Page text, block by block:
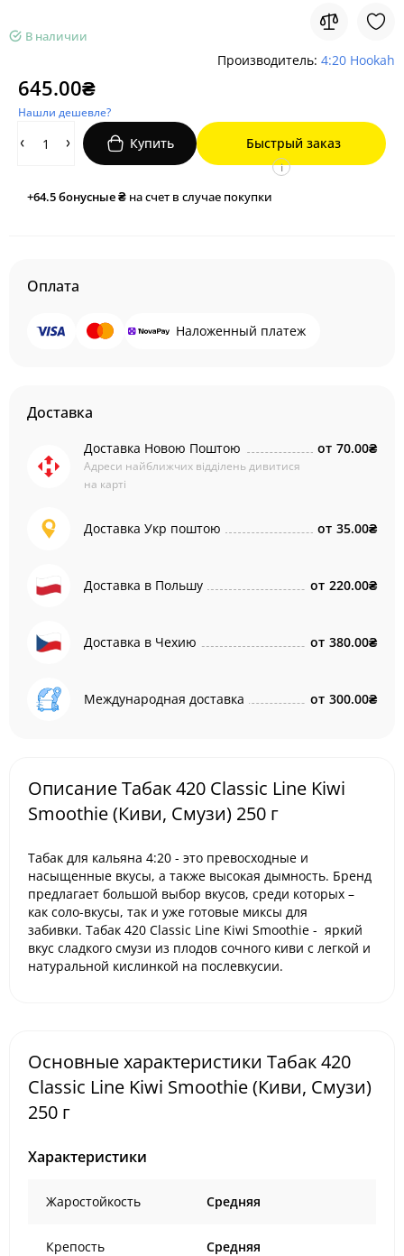
В наличии
Производитель: 4:20 Hookah
645.00₴
Нашли дешевле?
Купить Быстрый заказ
+64.5бонусные ₴ на счет в случае покупки
i
Оплата
Наложенный платеж
Доставка
Доставка Новою Поштою
Адреси найближчих відділень дивитися
на карті
от 70.00₴
Доставка Укр поштою от 35.00₴
Доставка в Польшу от 220.00₴
Доставка в Чехию от 380.00₴
Международная доставка от 300.00₴
Описание Табак 420 Classic Line Kiwi
Smoothie (Киви, Смузи) 250 г
Табак для кальяна 4:20 - это превосходные и
насыщенные вкусы, а также высокая дымность. Бренд
предлагает большой выбор вкусов, среди которых –
как соло-вкусы, так и уже готовые миксы для
забивки. Табак 420 Classic Line Kiwi Smoothie - яркий
вкус сладкого смузи из плодов сочного киви с легкой и
натуральной кислинкой на послевкусии.
Основные характеристики Табак 420
Classic Line Kiwi Smoothie (Киви, Смузи)
250 г
Характеристики
Жаростойкость Средняя
Крепость Средняя